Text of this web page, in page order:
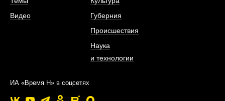
Видео
Губерния
Происшествия
Наука
и технологии
ИА «Время Н» в соцсетях